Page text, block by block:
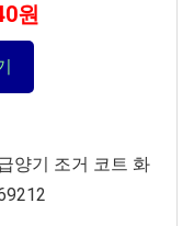
원
양기 조거 코트 화